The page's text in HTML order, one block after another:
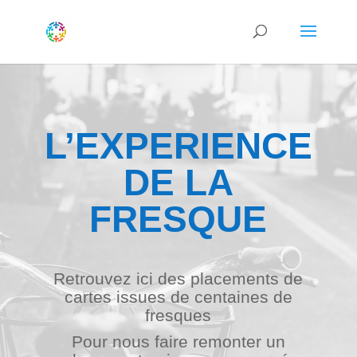
L’EXPERIENCE
DE LA
FRESQUE
Retrouvez ici des placements de
cartes issues de centaines de
fresques
Pour nous faire remonter un